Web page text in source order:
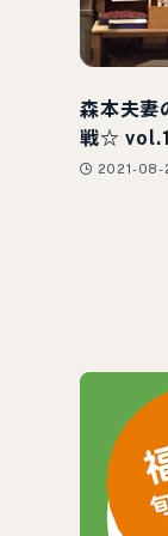
森本夫妻
戦☆
2021-08-